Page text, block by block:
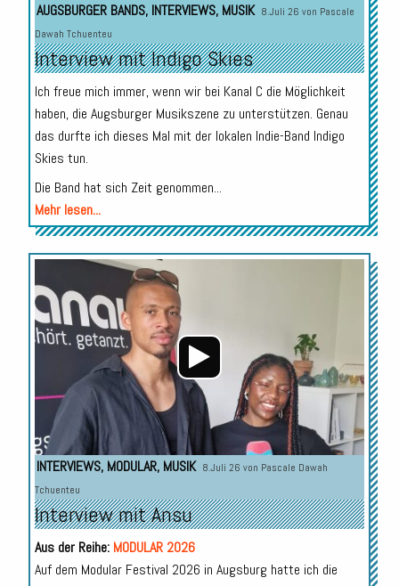
AUGSBURGER BANDS, INTERVIEWS, MUSIK 8.Juli 26 von Pascale
Dawah Tchuenteu
Interview mit Indigo Skies
Ich freue mich immer, wenn wir bei Kanal C die Möglichkeit
haben, die Augsburger Musikszene zu unterstützen. Genau
das durfte ich dieses Mal mit der lokalen Indie-Band Indigo
Skies tun.
Die Band hat sich Zeit genommen...
Mehr lesen...
Audio-
Player
INTERVIEWS, MODULAR, MUSIK 8.Juli 26 von Pascale Dawah
Tchuenteu
Interview mit Ansu
Aus der Reihe: MODULAR 2026
Auf dem Modular Festival 2026 in Augsburg hatte ich die